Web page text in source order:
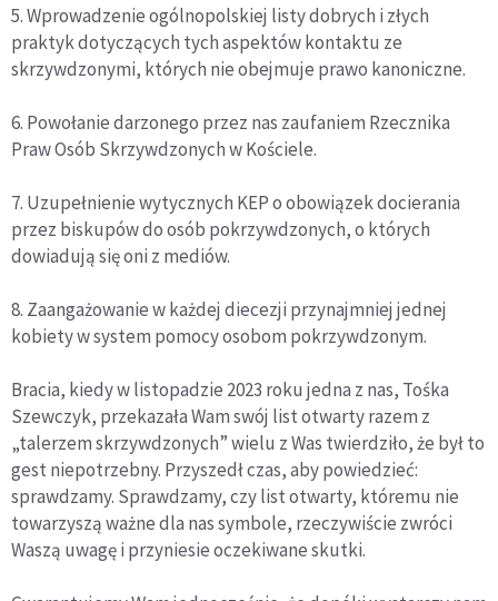
5. Wprowadzenie ogólnopolskiej listy dobrych i złych
praktyk dotyczących tych aspektów kontaktu ze
skrzywdzonymi, których nie obejmuje prawo kanoniczne.
6. Powołanie darzonego przez nas zaufaniem Rzecznika
Praw Osób Skrzywdzonych w Kościele.
7. Uzupełnienie wytycznych KEP o obowiązek docierania
przez biskupów do osób pokrzywdzonych, o których
dowiadują się oni z mediów.
8. Zaangażowanie w każdej diecezji przynajmniej jednej
kobiety w system pomocy osobom pokrzywdzonym.
Bracia, kiedy w listopadzie 2023 roku jedna z nas, Tośka
Szewczyk, przekazała Wam swój list otwarty razem z
„talerzem skrzywdzonych” wielu z Was twierdziło, że był to
gest niepotrzebny. Przyszedł czas, aby powiedzieć:
sprawdzamy. Sprawdzamy, czy list otwarty, któremu nie
towarzyszą ważne dla nas symbole, rzeczywiście zwróci
Waszą uwagę i przyniesie oczekiwane skutki.